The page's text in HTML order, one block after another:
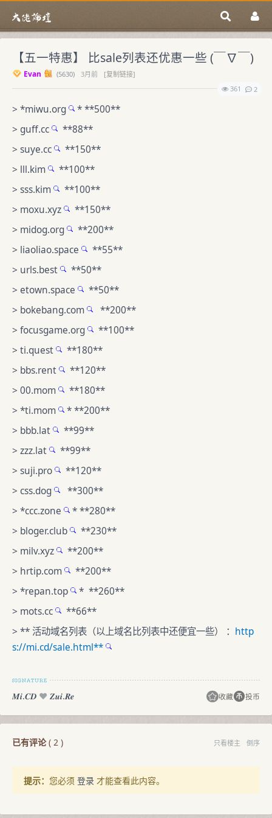
【五一特惠】 比sale列表还优惠一些 (￣∇￣)
Evan (5630) 3月前
[复制链接]
361
2
> *miwu.org
* **500**
> guff.cc
**88**
> suye.cc
**150**
> lll.kim
**100**
> sss.kim
**100**
> moxu.xyz
**150**
> midog.org
**200**
> liaoliao.space
**55**
> urls.best
**50**
> etown.space
**50**
> bokebang.com
**200**
> focusgame.org
**100**
> ti.quest
**180**
> bbs.rent
**120**
> 00.mom
**180**
> *ti.mom
* **200**
> bbb.lat
**99**
> zzz.lat
**99**
> suji.pro
**120**
> css.dog
**300**
> *ccc.zone
* **280**
> bloger.club
**230**
> milv.xyz
**200**
> hrtip.com
**200**
> *repan.top
* **260**
> mots.cc
**66**
> ** 活动域名列表（以上域名比列表中还便宜一些） ： http
s://mi.cd/sale.html**
𝑴𝒊.𝑪𝑫 ♥️ 𝒁𝒖𝒊.𝑹𝒆 收藏 投币
已有评论( 2 ) 只看楼主 倒序
提示： 您必须 登录 才能查看此内容。